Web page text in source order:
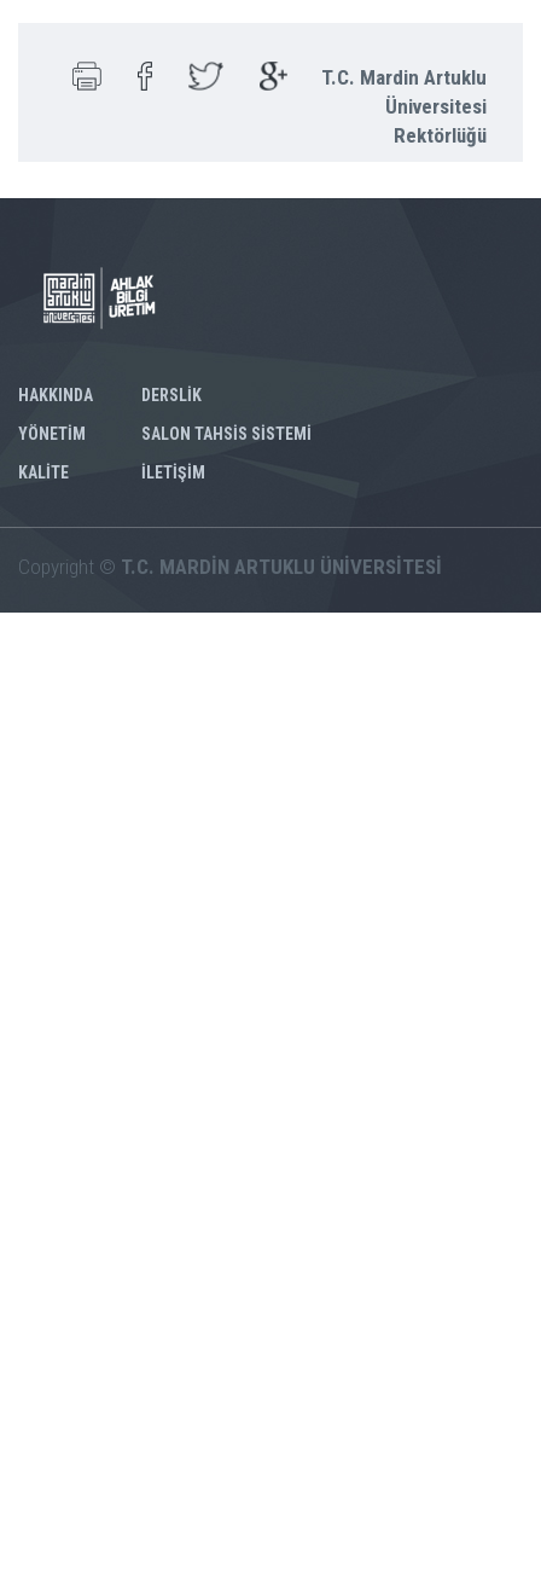
T.C. Mardin Artuklu
Üniversitesi
Rektörlüğü
HAKKINDA
YÖNETİM
KALİTE
DERSLİK
SALON TAHSİS SİSTEMİ
İLETİŞİM
Copyright © T.C. MARDİN ARTUKLU ÜNİVERSİTESİ